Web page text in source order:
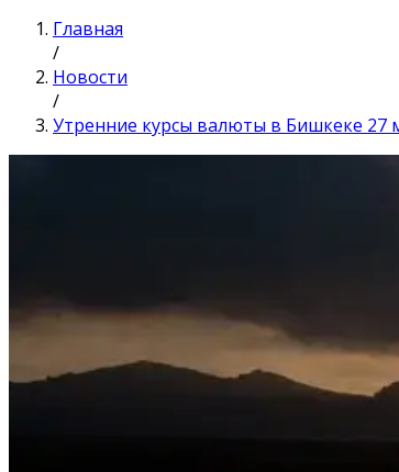
Главная
/
Новости
/
Утренние курсы валюты в Бишкеке 27